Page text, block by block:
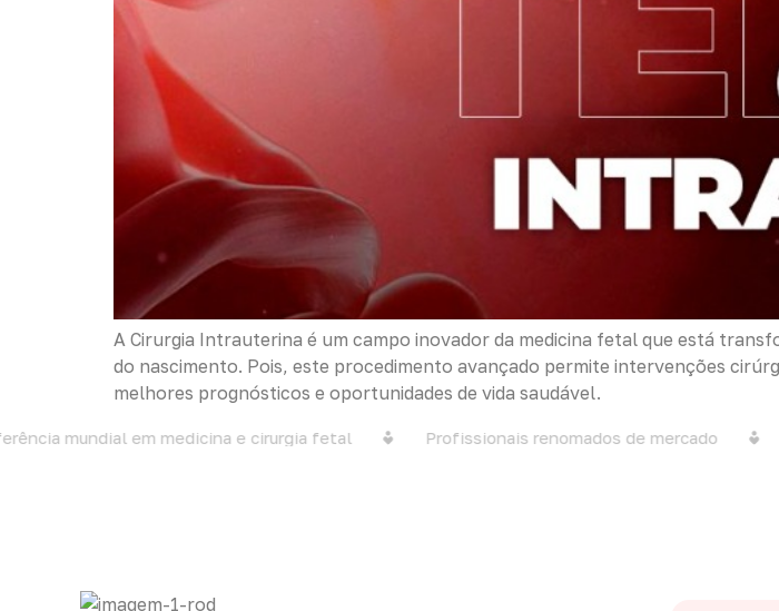
A Cirurgia Intrauterina é um campo inovador da medicina fetal que está
do nascimento. Pois, este procedimento avançado permite intervenções
melhores prognósticos e oportunidades de vida saudável.
mundial em medicina e cirurgia fetal Profissionais renomados de mercado